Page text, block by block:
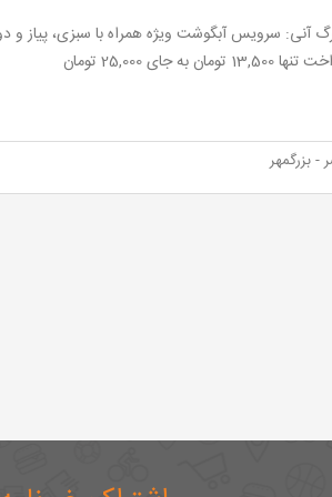
تومان به جای 25,000 تومان
- بزرگمهر